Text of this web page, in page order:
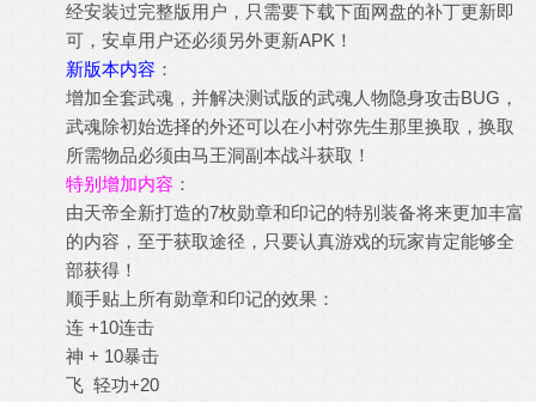
经安装过完整版用户，只需要下载下面网盘的补丁更新即
可，安卓用户还必须另外更新APK！
新版本内容 ：
增加全套武魂，并解决测试版的武魂人物隐身攻击BUG，
武魂除初始选择的外还可以在小村弥先生那里换取，换取
所需物品必须由马王洞副本战斗获取！
特别增加内容 ：
由天帝全新打造的7枚勋章和印记的特别装备将来更加丰富
的内容，至于获取途径，只要认真游戏的玩家肯定能够全
部获得！
顺手贴上所有勋章和印记的效果：
连 +10连击
神 + 10暴击
飞 轻功+20